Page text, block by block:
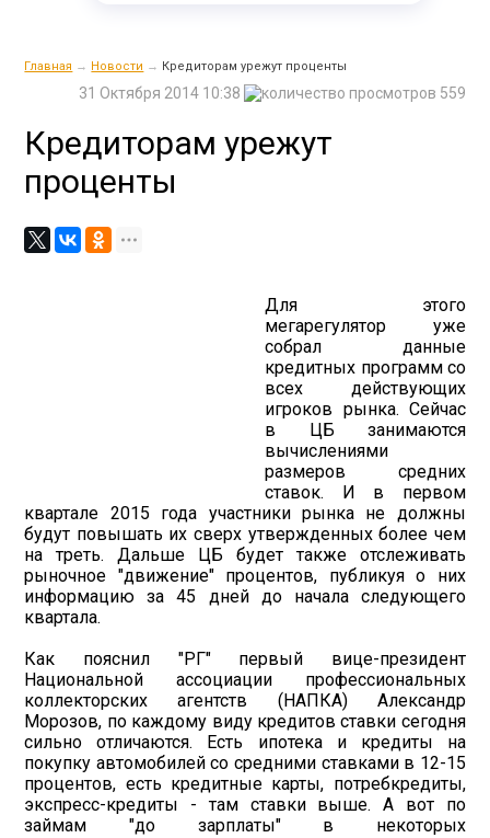
Главная → Новости → Кредиторам урежут проценты
559
31 Октября 2014 10:38
Кредиторам урежут
проценты
Для этого
мегарегулятор уже
собрал данные
кредитных программ со
всех действующих
игроков рынка. Сейчас
в ЦБ занимаются
вычислениями
размеров средних
ставок. И в первом
квартале 2015 года участники рынка не должны
будут повышать их сверх утвержденных более чем
на треть. Дальше ЦБ будет также отслеживать
рыночное "движение" процентов, публикуя о них
информацию за 45 дней до начала следующего
квартала.
Как пояснил "РГ" первый вице-президент
Национальной ассоциации профессиональных
коллекторских агентств (НАПКА) Александр
Морозов, по каждому виду кредитов ставки сегодня
сильно отличаются. Есть ипотека и кредиты на
покупку автомобилей со средними ставками в 12-15
процентов, есть кредитные карты, потребкредиты,
экспресс-кредиты - там ставки выше. А вот по
займам "до зарплаты" в некоторых